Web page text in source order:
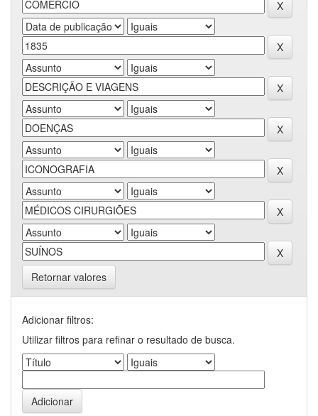
Retornar valores
Adicionar filtros:
Utilizar filtros para refinar o resultado de busca.